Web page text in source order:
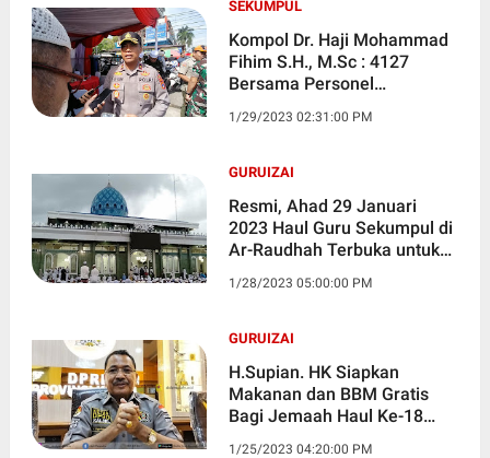
SEKUMPUL
Kompol Dr. Haji Mohammad
Fihim S.H., M.Sc : 4127
Bersama Personel
18 Guru Sekumpul
1/29/2023 02:31:00 PM
GURUIZAI
Resmi, Ahad 29 Januari
2023 Haul Guru Sekumpul di
Ar-Raudhah Terbuka untuk
1/28/2023 05:00:00 PM
GURUIZAI
H.Supian. HK Siapkan
Makanan dan BBM Gratis
Bagi Jemaah Haul Ke-18
1/25/2023 04:20:00 PM